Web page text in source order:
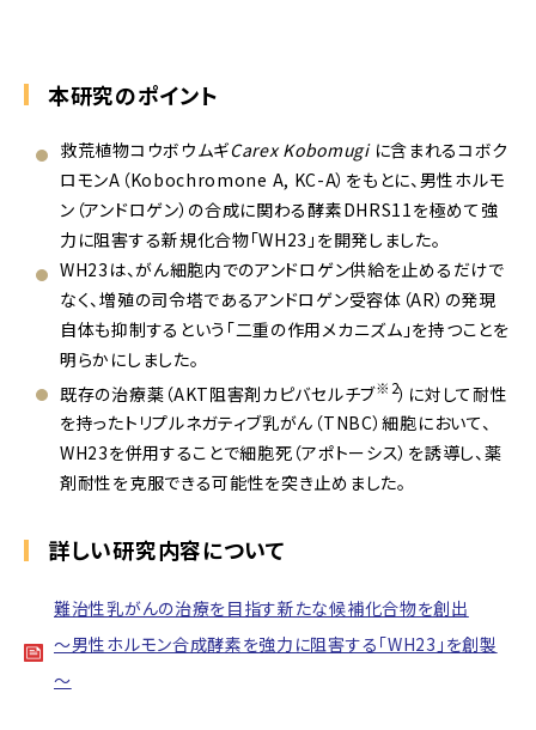
本研究のポイント
救荒植物コウボウムギCarex Kobomugiに含まれるコボク
ロモンA（Kobochromone A, KC-A）をもとに、男性ホルモ
ン（アンドロゲン）の合成に関わる酵素DHRS11を極めて強
力に阻害する新規化合物「WH23」を開発しました。
WH23は、がん細胞内でのアンドロゲン供給を止めるだけで
なく、増殖の司令塔であるアンドロゲン受容体（AR）の発現
自体も抑制するという「二重の作用メカニズム」を持つことを
明らかにしました。
既存の治療薬（AKT阻害剤カピバセルチブ※2）に対して耐性
を持ったトリプルネガティブ乳がん（TNBC）細胞において、
WH23を併用することで細胞死（アポトーシス）を誘導し、薬
剤耐性を克服できる可能性を突き止めました。
詳しい研究内容について
難治性乳がんの治療を目指す新たな候補化合物を創出
～男性ホルモン合成酵素を強力に阻害する「WH23」を創製
～